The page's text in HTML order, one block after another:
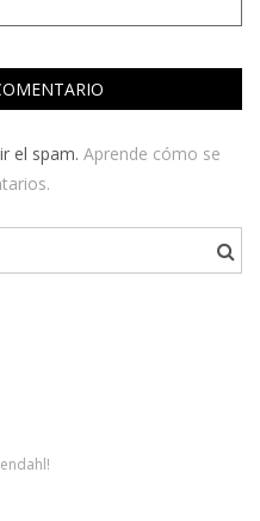
el spam. Aprende cómo se